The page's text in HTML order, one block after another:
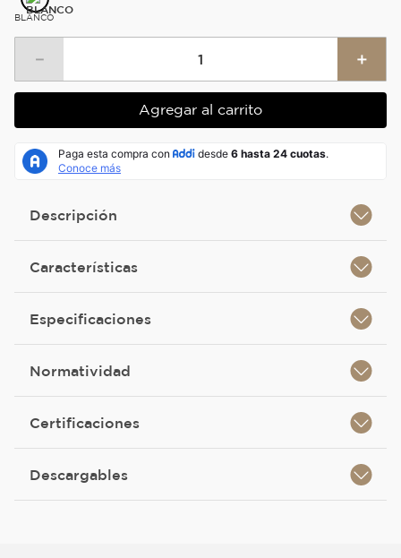
BLANCO
＋
－
Agregar al carrito
Descripción
Características
Especificaciones
Normatividad
Certificaciones
Descargables